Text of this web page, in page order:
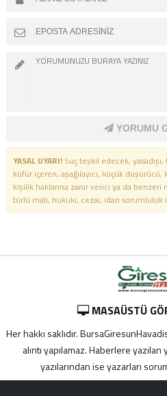
YORUMU
YASAL UYARI!Suç teşkil edecek,
küfür içeren, aşağılayıcı, küçük düşürücü,
kişilik haklarına zarar verici ya da
türlü mali, hukuki, cezai, idari sorumluluk
MASAÜSTÜ
Her hakkı saklıdır.
alıntı yapılamaz. Haberlere
yazılarından ise yazarları